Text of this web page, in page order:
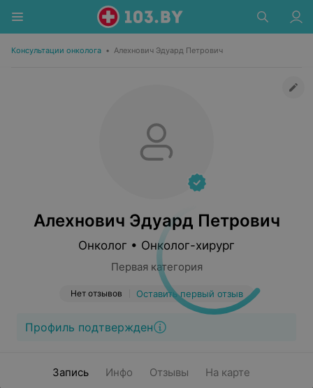
Консультации онколога • Алехнович Эдуард Петрович
Алехнович Эдуард Петрович
Онколог • Онколог-хирург
Первая категория
Нет отзывов Оставить первый отзыв
Профиль подтвержден
Запись Инфо Отзывы На карте